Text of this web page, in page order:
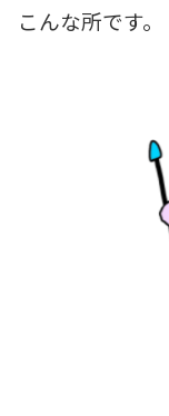
こんな所です。